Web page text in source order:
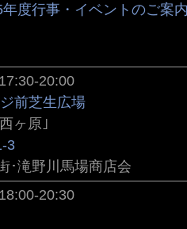
度行事・イベントのご案
17:30-20:00
前芝生広場
ヶ原｣
3
･滝野川馬場商店会
18:00-20:30